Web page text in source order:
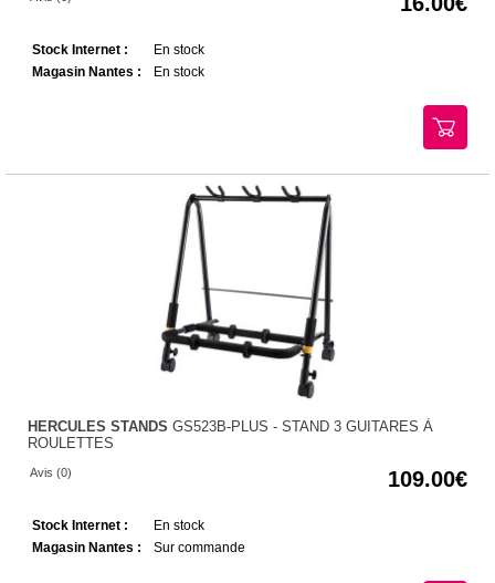
Stock Internet :
En stock
Magasin Nantes :
En stock
HERCULES STANDS GS523B-PLUS - STAND 3 GUITARES À
ROULETTES
Avis (0) 109.00
Stock Internet :
En stock
Magasin Nantes :
Sur commande